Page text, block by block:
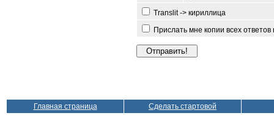
Translit -> кириллица
Прислать мне копии всех
Главная страница Сделать стартовой